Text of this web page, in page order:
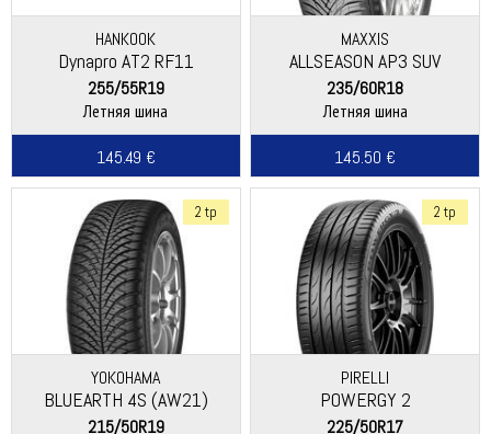
HANKOOK
Dynapro AT2 RF11
255/55R19
Летняя шина
145.49 €
MAXXIS
ALLSEASON AP3 SUV
235/60R18
Летняя шина
145.50 €
2 tp
YOKOHAMA
BLUEARTH 4S (AW21)
215/50R19
2 tp
PIRELLI
POWERGY 2
225/50R17